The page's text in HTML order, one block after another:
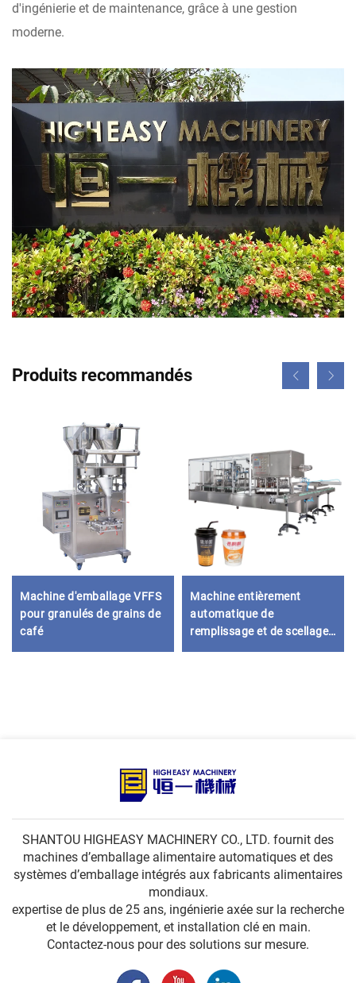
d'ingénierie et de maintenance, grâce à une gestion
moderne.
Produits recommandés
Machine d'emballage VFFS
pour granulés de grains de
café
Machine entièrement
automatique de
remplissage et de scellage
SHANTOU HIGHEASY MACHINERY CO., LTD. fournit des
machines d’emballage alimentaire automatiques et des
systèmes d’emballage intégrés aux fabricants alimentaires
mondiaux.
expertise de plus de 25 ans, ingénierie axée sur la recherche
et le développement, et installation clé en main.
Contactez-nous pour des solutions sur mesure.